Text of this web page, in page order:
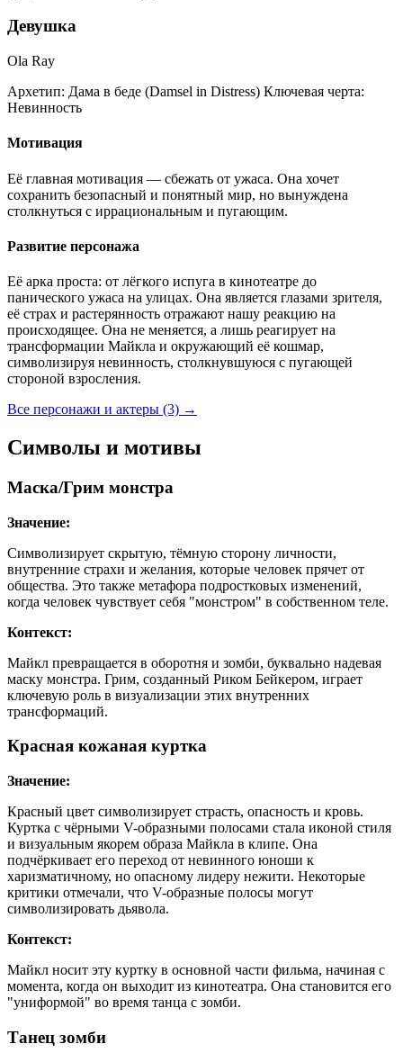
Девушка
Ola Ray
Архетип: Дама в беде (Damsel in Distress) Ключевая черта:
Невинность
Мотивация
Её главная мотивация — сбежать от ужаса. Она хочет
сохранить безопасный и понятный мир, но вынуждена
столкнуться с иррациональным и пугающим.
Развитие персонажа
Её арка проста: от лёгкого испуга в кинотеатре до
панического ужаса на улицах. Она является глазами зрителя,
её страх и растерянность отражают нашу реакцию на
происходящее. Она не меняется, а лишь реагирует на
трансформации Майкла и окружающий её кошмар,
символизируя невинность, столкнувшуюся с пугающей
стороной взросления.
Все персонажи и актеры (3) →
Символы и мотивы
Маска/Грим монстра
Значение:
Символизирует скрытую, тёмную сторону личности,
внутренние страхи и желания, которые человек прячет от
общества. Это также метафора подростковых изменений,
когда человек чувствует себя "монстром" в собственном теле.
Контекст:
Майкл превращается в оборотня и зомби, буквально надевая
маску монстра. Грим, созданный Риком Бейкером, играет
ключевую роль в визуализации этих внутренних
трансформаций.
Красная кожаная куртка
Значение:
Красный цвет символизирует страсть, опасность и кровь.
Куртка с чёрными V-образными полосами стала иконой стиля
и визуальным якорем образа Майкла в клипе. Она
подчёркивает его переход от невинного юноши к
харизматичному, но опасному лидеру нежити. Некоторые
критики отмечали, что V-образные полосы могут
символизировать дьявола.
Контекст:
Майкл носит эту куртку в основной части фильма, начиная с
момента, когда он выходит из кинотеатра. Она становится его
"униформой" во время танца с зомби.
Танец зомби